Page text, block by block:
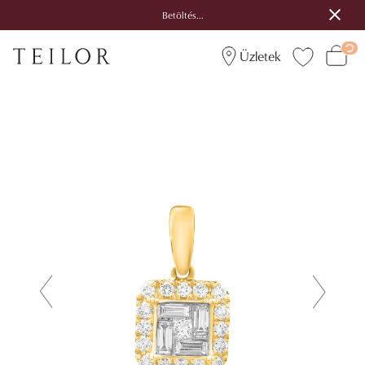
Betöltés...
Üzletek